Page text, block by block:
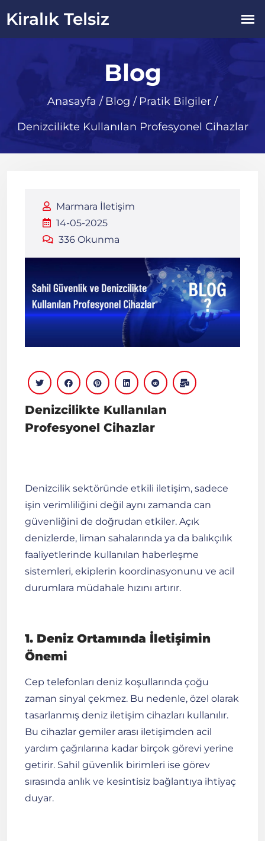
Blog
Anasayfa / Blog / Pratik Bilgiler /
Denizcilikte Kullanılan Profesyonel Cihazlar
Marmara İletişim
14-05-2025
336 Okunma
Denizcilikte Kullanılan
Profesyonel Cihazlar
Denizcilik sektöründe etkili iletişim, sadece
işin verimliliğini değil aynı zamanda can
güvenliğini de doğrudan etkiler. Açık
denizlerde, liman sahalarında ya da balıkçılık
faaliyetlerinde kullanılan haberleşme
sistemleri, ekiplerin koordinasyonunu ve acil
durumlara müdahale hızını artırır.
1. Deniz Ortamında İletişimin
Önemi
Cep telefonları deniz koşullarında çoğu
zaman sinyal çekmez. Bu nedenle, özel olarak
tasarlanmış deniz iletişim cihazları kullanılır.
Bu cihazlar gemiler arası iletişimden acil
yardım çağrılarına kadar birçok görevi yerine
getirir. Sahil güvenlik birimleri ise görev
sırasında anlık ve kesintisiz bağlantıya ihtiyaç
duyar.